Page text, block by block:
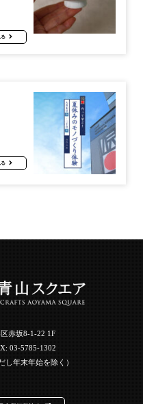
る
る
赤坂8-1-22 1F
03-5785-1302
し年末年始を除く）